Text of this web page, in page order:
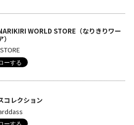
WORLD STORE（なりきりワー
コレクション